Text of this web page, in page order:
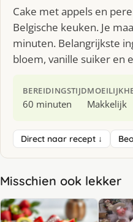
Cake met appels en
Belgische keuken. Je
minuten. Belangrijkste
bloem, vanille suiker en
BEREIDINGSTIJD
60 minuten Makkelijk
Direct naar recept ↓
Misschien ook lekker